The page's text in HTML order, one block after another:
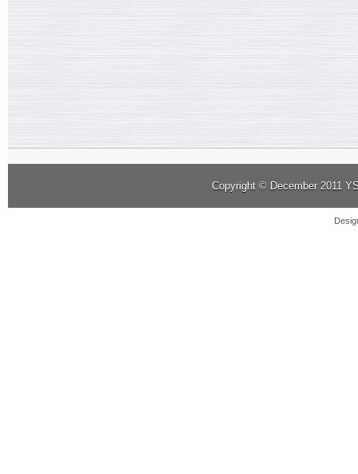
Copyright © December 2011